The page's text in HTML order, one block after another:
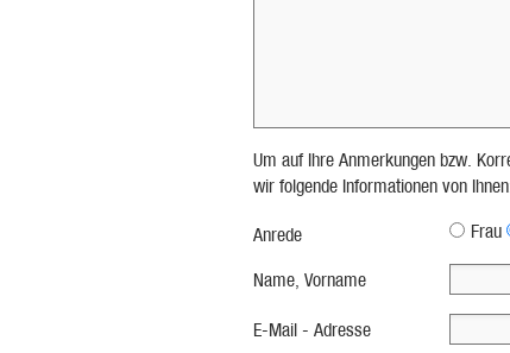
Um auf Ihre Anmerkungen bzw.
wir folgende Informationen von
Anrede Frau
Name, Vorname
E-Mail - Adresse